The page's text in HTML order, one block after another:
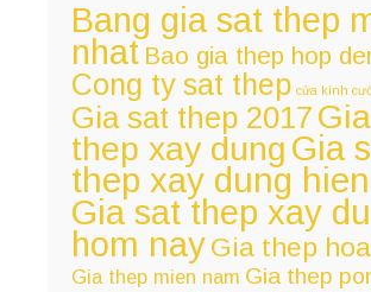
Bang gia sat thep
nhat Bao gia thep hop
Cong ty sat thep cửa kính
Gia sat thep 2017
thep xay dung Gia
thep xay dung
Gia sat thep xay
hom nayGia thep
Gia thep mien nam Gia thep